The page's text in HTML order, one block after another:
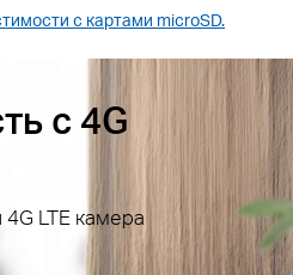
с картами microSD.
с 4G
LTE камера